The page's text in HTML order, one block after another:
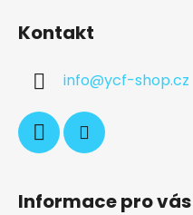
Kontakt
info@ycf-shop.cz
Informace pro vás